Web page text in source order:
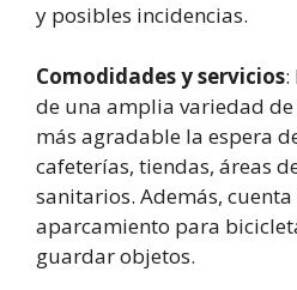
y posibles incidencias.
Comodidades y servicios:
de una amplia variedad
más agradable la espera
cafeterías, tiendas, áreas
sanitarios. Además,
aparcamiento para
guardar objetos.